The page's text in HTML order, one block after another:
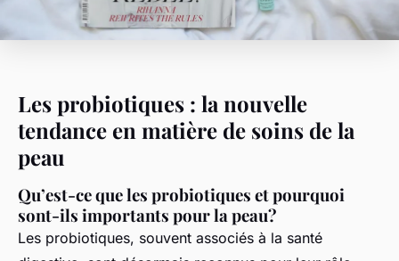
Les probiotiques : la nouvelle
tendance en matière de soins de la
peau
Qu’est-ce que les probiotiques et pourquoi
sont-ils importants pour la peau?
Les probiotiques, souvent associés à la santé